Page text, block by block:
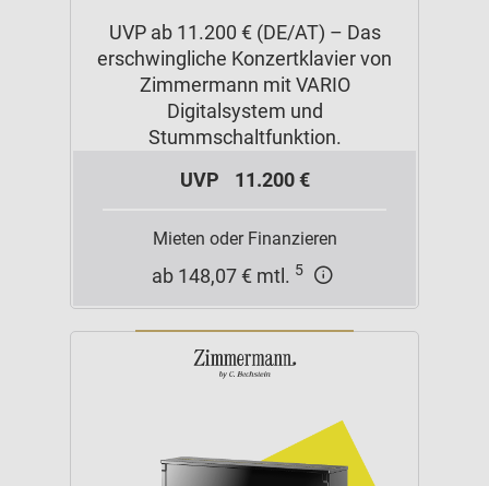
UVP ab 11.200 € (DE/AT) – Das
erschwingliche Konzertklavier von
Zimmermann mit VARIO
Digitalsystem und
Stummschaltfunktion.
UVP
11.200 €
Mieten oder Finanzieren
ab 148,07 € mtl. 5